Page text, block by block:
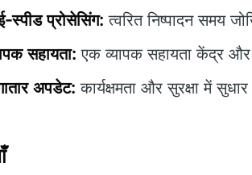
स्पीड प्रोसेसिंग: त्वरित निष्पादन समय
सहायता: एक व्यापक सहायता केंद्र और
अपडेट: कार्यक्षमता और सुरक्षा में